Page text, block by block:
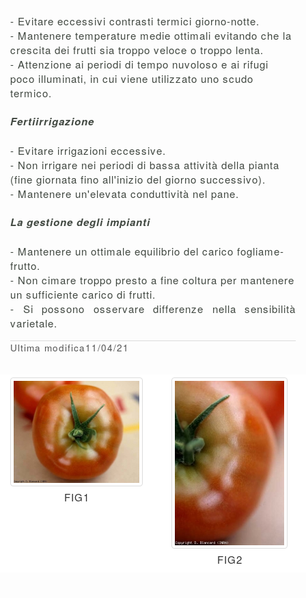
- Evitare eccessivi contrasti termici giorno-notte.
- Mantenere temperature medie ottimali evitando che la
crescita dei frutti sia troppo veloce o troppo lenta.
- Attenzione ai periodi di tempo nuvoloso e ai rifugi
poco illuminati, in cui viene utilizzato uno scudo
termico.
Fertiirrigazione
- Evitare irrigazioni eccessive.
- Non irrigare nei periodi di bassa attività della pianta
(fine giornata fino all'inizio del giorno successivo).
- Mantenere un'elevata conduttività nel pane.
La gestione degli impianti
- Mantenere un ottimale equilibrio del carico fogliame-
frutto.
- Non cimare troppo presto a fine coltura per mantenere
un sufficiente carico di frutti.
- Si possono osservare differenze nella sensibilità
varietale.
Ultima modifica11/04/21
FIG1
FIG2